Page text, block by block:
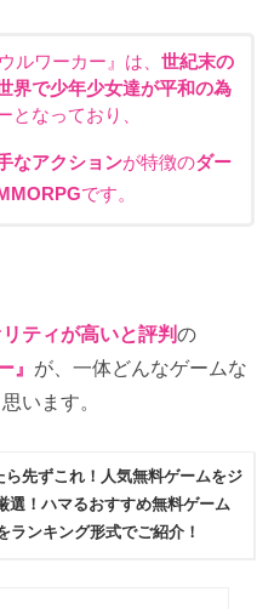
ルワーカー』は、 世紀末の
界で少年少女達が平和の為
となっており、
なアクションが特徴のダー
です。
ティが高いと評判の
』 が、一体どんなゲームな
います。
ら先ずこれ！人気無料ゲームをジ
選！ハマるおすすめ無料ゲーム
ランキング形式でご紹介！